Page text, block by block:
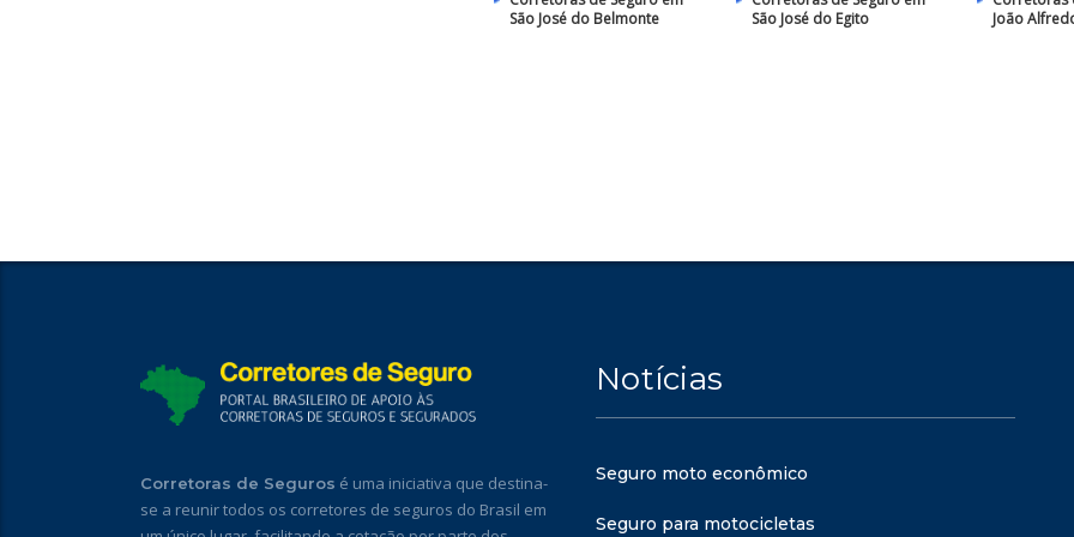
São José do Belmonte
São José do Egito
João
Corretoras de Seguros é uma iniciativa que destina-
se a reunir todos os corretores de seguros do Brasil em
Notícias
Seguro moto econômico
Seguro para motocicletas